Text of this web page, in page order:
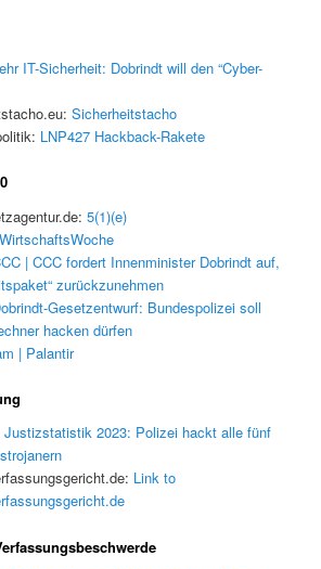
IT-Sicherheit: Dobrindt will den “Cyber-
Sicherheitstacho
LNP427 Hackback-Rakete
5(1)(e)
WirtschaftsWoche
| CCC fordert Innenminister Dobrindt auf,
zurückzunehmen
Gesetzentwurf: Bundespolizei soll
hacken dürfen
| Palantir
Justizstatistik 2023: Polizei hackt alle fünf
Link to